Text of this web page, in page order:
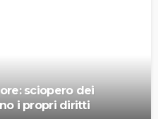
sciopero dei
i propri diritti